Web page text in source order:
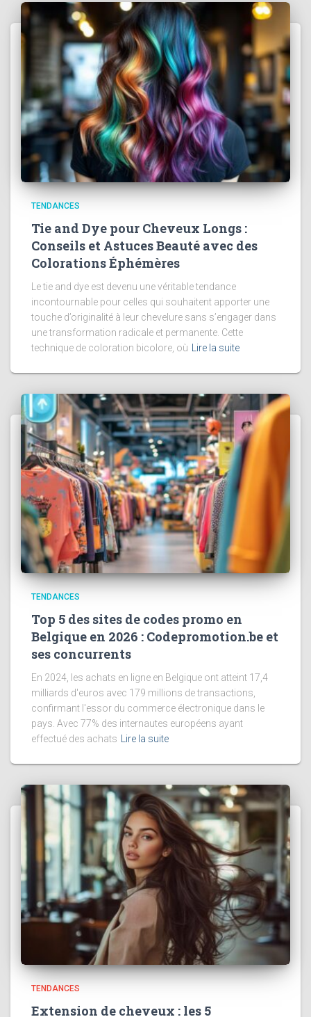
TENDANCES
Tie and Dye pour Cheveux Longs :
Conseils et Astuces Beauté avec des
Colorations Éphémères
Le tie and dye est devenu une véritable tendance
incontournable pour celles qui souhaitent apporter une
touche d’originalité à leur chevelure sans s’engager dans
une transformation radicale et permanente. Cette
technique de coloration bicolore, où
Lire la suite
TENDANCES
Top 5 des sites de codes promo en
Belgique en 2026 : Codepromotion.be et
ses concurrents
En 2024, les achats en ligne en Belgique ont atteint 17,4
milliards d'euros avec 179 millions de transactions,
confirmant l'essor du commerce électronique dans le
pays. Avec 77% des internautes européens ayant
effectué des achats Lire la suite
TENDANCES
Extension de cheveux : les 5